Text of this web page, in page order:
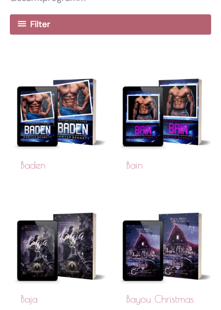
Filter
Baden Bain
Baja Bayou Christmas